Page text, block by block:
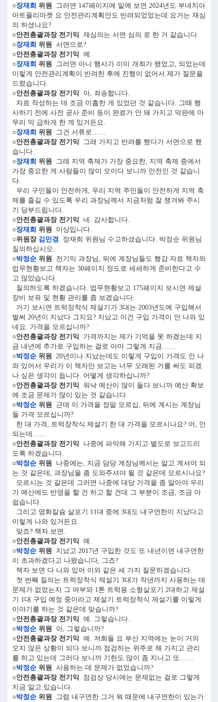
○장재희 위원
그러면 147페이지에 밑에 보면 2024년도 부네치아
아트플리마켓 요 안전관리계획안도 반려되었었는데 요거는 재심
의 하셨나요?
○안전총괄과장 전기익
재심의는 서면 심의 로 한 거 같습니다.
○장재희 위원
서면으로?
○안전총괄과장 전기익
예.
○장재희 위원
그러면 아니 행사가 이미 개최가 됐었고, 되었는데
이렇게 안전관리계획이 반려한 후에 진행이 없어서 제가 질문을
드렸습니다.
○안전총괄과장 전기익
아, 죄송합니다.
자료 작성하는 데 조금 미흡한 게 있었던 것 같습니다. 그때 행
사하기 전에 사전 공사 준비 등이 완료가 안 돼 가지고 막판에 마
무리 막 급하게 한 게 있거든요.
○장재희 위원
그건 서류로……
○안전총괄과장 전기익
그래 가지고 반려를 했다가 서면으로 했
습니다.
○장재희 위원
그래 지역 축제가 가장 중요한, 지역 축제 중에서
가장 중요한 게 사람들이 많이 모이다 보니까 안전인 것 같습니
다.
우리 구민들이 안전하게, 우리 지역 주민들이 안전하게 지역 축
제를 즐길 수 있도록 우리 과장님께서 지금처럼 잘 챙겨봐 주시
기 당부드립니다.
○안전총괄과장 전기익
네. 감사합니다.
○장재희 위원
이상입니다.
○위원장 김민경 장재희 위원님 수고하셨습니다. 박정순 위원님
질의하십시오.
○박정순 위원
전기익 과장님, 뒤에 계장님들도 행감 자료 책자와
업무현황보고 책자는 30페이지 정도로 세세하게 준비한다고 수
고 많았습니다.
질의하도록 하겠습니다. 업무현황보고 175페이지 보시면 제설
장비 보유 및 현황 관리를 좀 보겠습니다.
거기 보시면 트럭장착식 제설기가 3대는 2003년도에 구입해서
벌써 20년이 지났다 그지요? 지났고 이건 구입 가격이 안 나와 있
네요. 가격을 모르십니까?
○안전총괄과장 전기익
가격까지는 제가 기억을 못 하겠는데 지
금 내년에 추가로 구입하는 걸로 아마 그렇게 지금……
○박정순 위원
20년이나 지났는데도 이렇게 구입이 가격도 안 나
와 있어서 우리가 이 책자만 보고는 너무 오래된 거를 써도 되겠
나 싶은 생각이 듭니다. 어떻게 생각하십니까?
○안전총괄과장 전기익
워낙 예산이 많이 들다 보니까 예산 확보
에 조금 문제가 많이 있는 것 같습니다.
○박정순 위원
근데 이 가격을 정말 모르십, 뒤에 계시는 계장님
들 가격 모르십니까?
한 대 가격, 트럭장착식 제설기 한 대 가격을 모르시나요? 어, 안
되는데……
○안전총괄과장 전기익
나중에 파악해 가지고 별도로 보고드리
도록 하겠습니다.
○박정순 위원
나중에는, 지금 담당 계장님께서는 알고 계셔야 되
는 것 같은데, 과장님을 좀 도와주셔야 될 것 같은데 모르시나요?
모르시는 것 같은데 그러면 나중에 대당 가격을 좀 알아야 우리
가 예산에도 반영을 할 건 하고 할 건데 그 부분이 조금, 조금 아
쉽습니다.
그리고 염화칼슘 살포기 11대 중에 3대도 내구연한이 지났다고
이렇게 나와 있거든요.
맞죠? 책자 보면.
○안전총괄과장 전기익
예.
○박정순 위원
지났고 2017년 구입한 것도 또 내년이면 내구연한
이 초과하겠다고 나왔습니다, 그죠?
책자 보면 다 나와 있어 이와 같은 세 가지 질문하겠습니다.
첫 번째 질의는 트럭장착식 제설기 3대가 작년까지 사용하는 데
문제가 없었는지 그 여부와 1톤 트럭용 소형살포기 2대하고 제설
기 1대 구입 예정 중이라고 제설기 트럭장착식 제설기를 이렇게
이야기를 하는 것 같은데 맞습니까?
○안전총괄과장 전기익
예. 그렇습니다.
○박정순 위원
아, 그렇습니까?
○안전총괄과장 전기익
예. 저희들 요 부산 지역에는 눈이 거의
오지 않은 상황이 되다 보니까 점검하는 위주로 해 가지고 관리
를 하고 있는데 그러다 보니까 기한도 많이 좀 지나고 또……
○박정순 위원
사용하는 데 문제가 없었습니까?
○안전총괄과장 전기익
점검상 당시에는 문제없는 걸로 그렇게
지금 알고 있습니다.
○박정순 위원
그럼 내구연한 그거 뭐 때문에 내구연한이 있는가